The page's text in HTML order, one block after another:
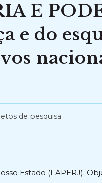
E
e do
de pesquisa
Estado (FAPERJ).